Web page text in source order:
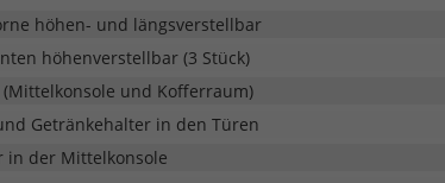
höhen- und längsverstellbar
höhenverstellbar (3 Stück)
(Mittelkonsole und Kofferraum)
Getränkehalter in den Türen
in der Mittelkonsole